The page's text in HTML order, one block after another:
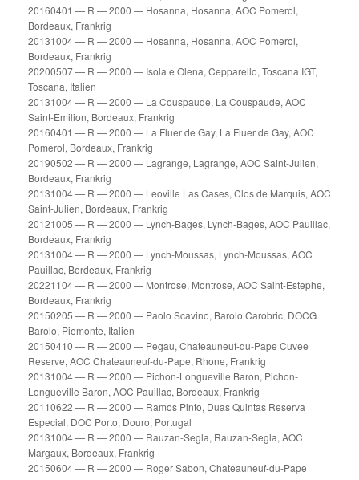
20160401 — R — 2000 — Hosanna, Hosanna, AOC Pomerol,
Bordeaux, Frankrig
20131004 — R — 2000 — Hosanna, Hosanna, AOC Pomerol,
Bordeaux, Frankrig
20200507 — R — 2000 — Isola e Olena, Cepparello, Toscana IGT,
Toscana, Italien
20131004 — R — 2000 — La Couspaude, La Couspaude, AOC
Saint-Emilion, Bordeaux, Frankrig
20160401 — R — 2000 — La Fluer de Gay, La Fluer de Gay, AOC
Pomerol, Bordeaux, Frankrig
20190502 — R — 2000 — Lagrange, Lagrange, AOC Saint-Julien,
Bordeaux, Frankrig
20131004 — R — 2000 — Leoville Las Cases, Clos de Marquis, AOC
Saint-Julien, Bordeaux, Frankrig
20121005 — R — 2000 — Lynch-Bages, Lynch-Bages, AOC Pauillac,
Bordeaux, Frankrig
20131004 — R — 2000 — Lynch-Moussas, Lynch-Moussas, AOC
Pauillac, Bordeaux, Frankrig
20221104 — R — 2000 — Montrose, Montrose, AOC Saint-Estephe,
Bordeaux, Frankrig
20150205 — R — 2000 — Paolo Scavino, Barolo Carobric, DOCG
Barolo, Piemonte, Italien
20150410 — R — 2000 — Pegau, Chateauneuf-du-Pape Cuvee
Reserve, AOC Chateauneuf-du-Pape, Rhone, Frankrig
20131004 — R — 2000 — Pichon-Longueville Baron, Pichon-
Longueville Baron, AOC Pauillac, Bordeaux, Frankrig
20110622 — R — 2000 — Ramos Pinto, Duas Quintas Reserva
Especial, DOC Porto, Douro, Portugal
20131004 — R — 2000 — Rauzan-Segla, Rauzan-Segla, AOC
Margaux, Bordeaux, Frankrig
20150604 — R — 2000 — Roger Sabon, Chateauneuf-du-Pape